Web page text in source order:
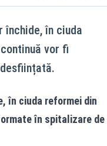
închide, în ciuda
vor fi
în ciuda reformei din
în spitalizare de